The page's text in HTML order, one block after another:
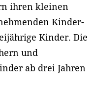
ihren kleinen
Kinder-
Kinder. Die
und
ab drei Jahren